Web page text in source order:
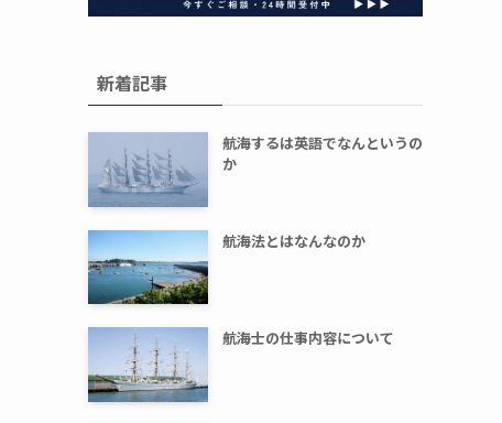
新着記事
航海するは英語でなんというの
か
航海法とはなんなのか
航海士の仕事内容について